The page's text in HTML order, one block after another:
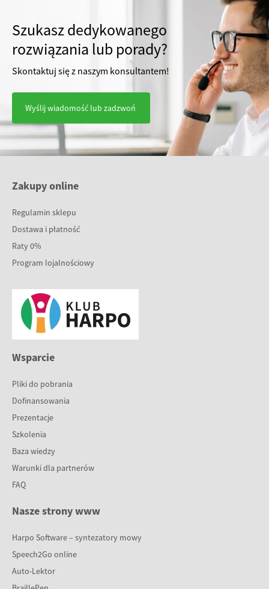
Szukasz dedykowanego
rozwiązania lub porady?
Skontaktuj się z naszym konsultantem!
Wyślij wiadomość lub zadzwoń
Zakupy online
Regulamin sklepu
Dostawa i płatność
Raty 0%
Program lojalnościowy
Wsparcie
Pliki do pobrania
Dofinansowania
Prezentacje
Szkolenia
Baza wiedzy
Warunki dla partnerów
FAQ
Nasze strony www
Harpo Software – syntezatory mowy
Speech2Go online
Auto-Lektor